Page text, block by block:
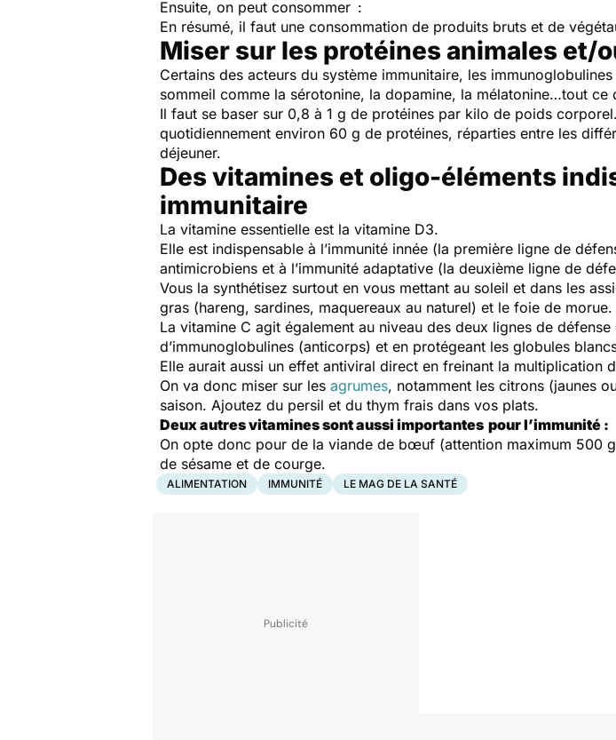
Ensuite, on peut consommer :
En résumé, il faut une consommation de produits bruts et de
Miser sur les protéines animales et/
Certains des acteurs du système immunitaire, les
sommeil comme la sérotonine, la dopamine, la mélatonine…tout
Il faut se baser sur 0,8 à 1 g de protéines par kilo de poids
quotidiennement environ 60 g de protéines, réparties entre les
déjeuner.
Des vitamines et oligo-éléments
immunitaire
La vitamine essentielle est la vitamine D3.
Elle est indispensable à l’immunité innée (la première ligne de
antimicrobiens et à l’immunité adaptative (la deuxième ligne de
Vous la synthétisez surtout en vous mettant au soleil et dans les
gras (hareng, sardines, maquereaux au naturel) et le foie de morue.
La vitamine C agit également au niveau des deux lignes de
d’immunoglobulines (anticorps) et en protégeant les globules
Elle aurait aussi un effet antiviral direct en freinant la multiplication
On va donc miser sur les agrumes, notamment les citrons (jaunes
saison. Ajoutez du persil et du thym frais dans vos plats.
Deux autres vitamines sont aussi importantes pour l’immunité :
On opte donc pour de la viande de bœuf (attention maximum 500
de sésame et de courge.
ALIMENTATION IMMUNITÉ LE MAG DE LA SANTÉ